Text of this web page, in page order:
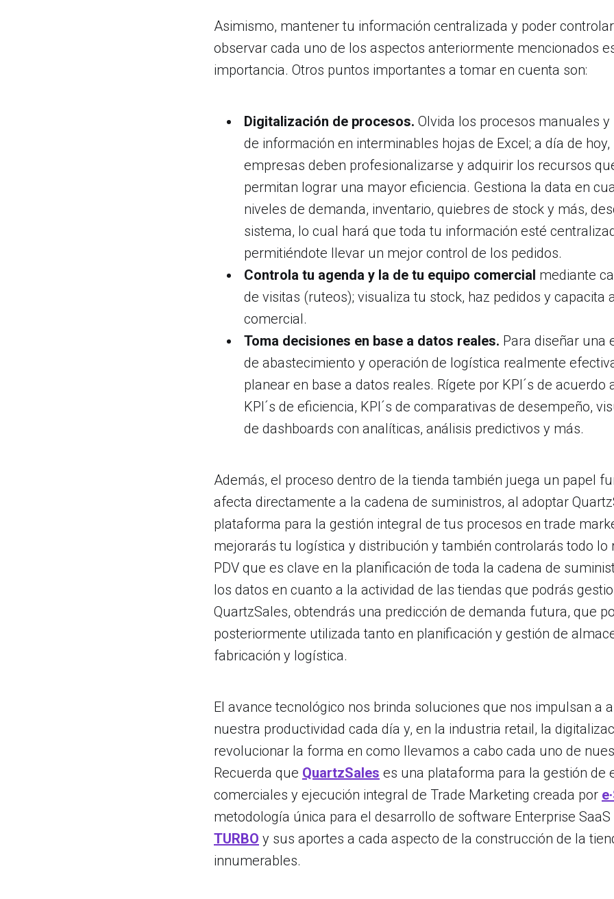
Asimismo, mantener tu información centralizada y poder
observar cada uno de los aspectos anteriormente mencionados
importancia. Otros puntos importantes a tomar en cuenta son:
Digitalización de procesos. Olvida los procesos manuales y
de información en interminables hojas de Excel; a día de hoy,
empresas deben profesionalizarse y adquirir los recursos
permitan lograr una mayor eficiencia. Gestiona la data en
niveles de demanda, inventario, quiebres de stock y más,
sistema, lo cual hará que toda tu información esté
permitiéndote llevar un mejor control de los pedidos.
Controla tu agenda y la de tu equipo comercial mediante
de visitas (ruteos); visualiza tu stock, haz pedidos y capacita
comercial.
Toma decisiones en base a datos reales. Para diseñar una
de abastecimiento y operación de logística realmente
planear en base a datos reales. Rígete por KPI´s de acuerdo
KPI´s de eficiencia, KPI´s de comparativas de desempeño,
de dashboards con analíticas, análisis predictivos y más.
Además, el proceso dentro de la tienda también juega un papel
afecta directamente a la cadena de suministros, al adoptar
plataforma para la gestión integral de tus procesos en trade
mejorarás tu logística y distribución y también controlarás todo lo
PDV que es clave en la planificación de toda la cadena de
los datos en cuanto a la actividad de las tiendas que podrás
QuartzSales, obtendrás una predicción de demanda futura, que
posteriormente utilizada tanto en planificación y gestión de
fabricación y logística.
El avance tecnológico nos brinda soluciones que nos impulsan a
nuestra productividad cada día y, en la industria retail, la
revolucionar la forma en como llevamos a cabo cada uno de
Recuerda que QuartzSales es una plataforma para la gestión de
comerciales y ejecución integral de Trade Marketing creada por
metodología única para el desarrollo de software Enterprise
TURBO y sus aportes a cada aspecto de la construcción de la
innumerables.